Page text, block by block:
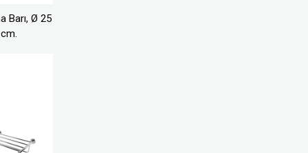
Barı, Ø 25
cm.